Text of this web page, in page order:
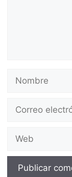
Nombre
Correo
Web